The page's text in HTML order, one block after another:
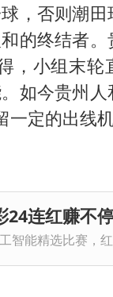
，否则潮
的终结者
，小组末轮
如今贵州
定的出线机
24连红赚不
智能精选比赛，